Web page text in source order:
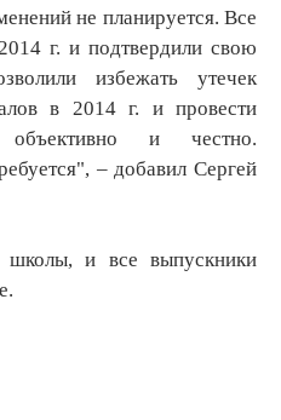
не планируется. Все
г. и подтвердили свою
избежать утечек
в 2014 г. и провести
объективно и честно.
– добавил Сергей
школы, и все выпускники